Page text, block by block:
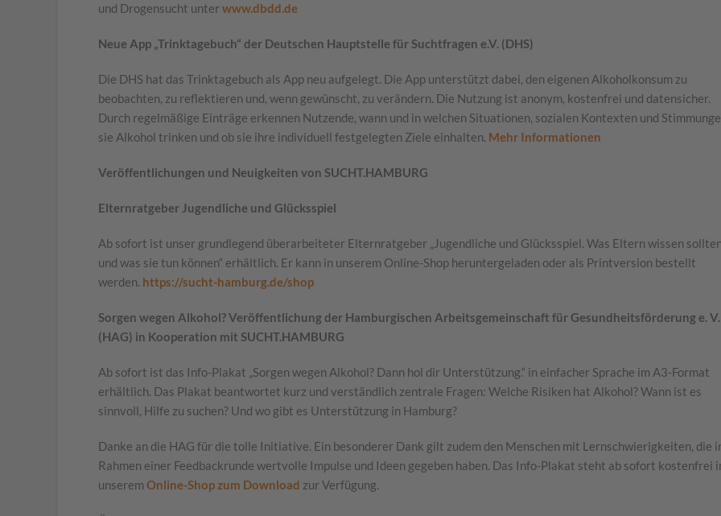
und Drogensucht unterwww.dbdd.de
Neue App „Trinktagebuch“ der Deutschen Hauptstelle für Suchtfragen e.V. (DHS)
Die DHS hat das Trinktagebuch als App neu aufgelegt. Die App unterstützt dabei, den eigenen Alkoholkonsum zu
beobachten, zu reflektieren und, wenn gewünscht, zu verändern. Die Nutzung ist anonym, kostenfrei und datensicher.
Durch regelmäßige Einträge erkennen Nutzende, wann und in welchen Situationen, sozialen Kontexten und
sie Alkohol trinken und ob sie ihre individuell festgelegten Ziele einhalten. Mehr Informationen
Veröffentlichungen und Neuigkeiten von SUCHT.HAMBURG
Elternratgeber Jugendliche und Glücksspiel
Ab sofort ist unser grundlegend überarbeiteter Elternratgeber „Jugendliche und Glücksspiel. Was Eltern wissen
und was sie tun können“ erhältlich. Er kann in unserem Online-Shop heruntergeladen oder als Printversion bestellt
werden. https://sucht-hamburg.de/shop
Sorgen wegen Alkohol? Veröffentlichung der Hamburgischen Arbeitsgemeinschaft für Gesundheitsförderung e. V.
(HAG) in Kooperation mit SUCHT.HAMBURG
Ab sofort ist das Info-Plakat „Sorgen wegen Alkohol? Dann hol dir Unterstützung.“ in einfacher Sprache im A3-Format
erhältlich. Das Plakat beantwortet kurz und verständlich zentrale Fragen: Welche Risiken hat Alkohol? Wann ist es
sinnvoll, Hilfe zu suchen? Und wo gibt es Unterstützung in Hamburg?
Danke an die HAG für die tolle Initiative. Ein besonderer Dank gilt zudem den Menschen mit Lernschwierigkeiten, die
Rahmen einer Feedbackrunde wertvolle Impulse und Ideen gegeben haben. Das Info-Plakat steht ab sofort kostenfrei
unserem Online-Shop zum Download zur Verfügung.